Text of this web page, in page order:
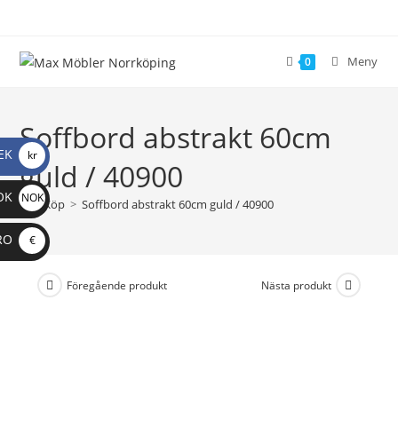
0 Meny
Soffbord abstrakt 60cm
guld / 40900
> Köp > Soffbord abstrakt 60cm guld / 40900
Föregående produkt Nästa produkt
kr
NOK
€